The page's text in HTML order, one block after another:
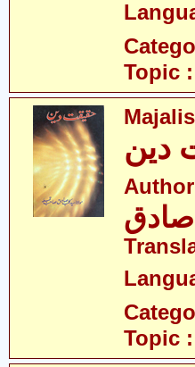
Topic :
صادق
Topic :